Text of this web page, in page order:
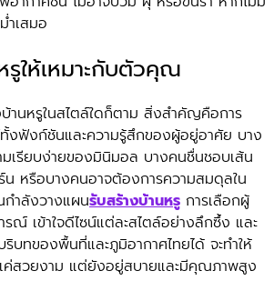
ำเสมอ
ให้เหมาะกับตัวคุณ
านหรูในสไตล์ใดก็ตาม สิ่งสำคัญคือการ
งฟังก์ชันและความรู้สึกของผู้อยู่อาศัย บาง
มเรียบง่ายของมินิมอล บางคนชื่นชอบเส้น
น หรือบางคนอาจต้องการความสมดุลใน
ำลังวางแผนรับสร้างบ้านหรู การเลือกผู้
ณ์ เข้าใจดีไซน์แต่ละสไตล์อย่างลึกซึ้ง และ
ริบทของพื้นที่และภูมิอากาศไทยได้ จะทำให้
สวยงาม แต่ยังอยู่สบายและมีคุณภาพสูง